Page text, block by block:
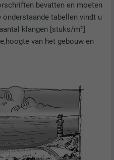
bevatten en moeten
tabellen vindt u
klangen [stuks/m²]
van het gebouw en